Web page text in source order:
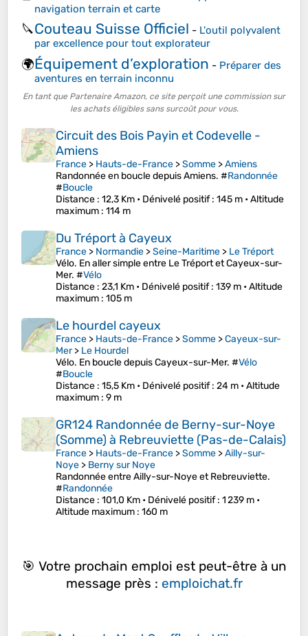
navigation terrain et carte
🔪Couteau Suisse Officiel - L'outil polyvalent
par excellence pour tout explorateur
🌍Équipement d’exploration - Préparer des
aventures en terrain inconnu
En tant que Partenaire Amazon, ce site perçoit une commission sur
les achats éligibles sans surcoût pour vous.
Circuit des Bois Payin et Codevelle -
Amiens
France > Hauts-de-France >Somme >Amiens
Randonnée en boucle depuis Amiens. #Randonnée
#Boucle
Distance : 12,3 Km • Dénivelé positif: 145 m •Altitude
maximum : 114 m
Du Tréport à Cayeux
France > Normandie >Seine-Maritime > Le Tréport
Vélo. En aller simple entre Le Tréport et Cayeux-sur-
Mer. #Vélo
Distance : 23,1 Km • Dénivelé positif: 139 m •Altitude
maximum : 105 m
Le hourdel cayeux
France > Hauts-de-France >Somme >Cayeux-sur-
Mer> Le Hourdel
Vélo. En boucle depuis Cayeux-sur-Mer. #Vélo
#Boucle
Distance : 15,5 Km • Dénivelé positif: 24 m •Altitude
maximum : 9 m
GR124 Randonnée de Berny-sur-Noye
(Somme) à Rebreuviette (Pas-de-Calais)
France > Hauts-de-France >Somme >Ailly-sur-
Noye > Berny sur Noye
Randonnée entre Ailly-sur-Noye et Rebreuviette.
#Randonnée
Distance : 101,0 Km • Dénivelé positif: 1 239 m •
Altitude maximum : 160 m
🎯 Votre prochain emploi est peut-être à un
message près : emploichat.fr